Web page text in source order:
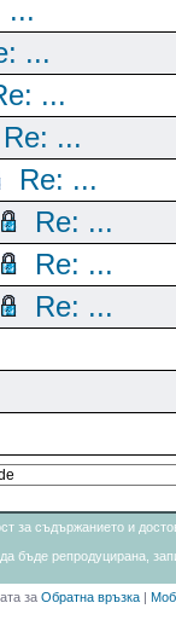
...
...
...
Re: ...
Re: ...
Re: ...
Re: ...
Re: ...
за съдържанието и
бъде репродуцирана,
за Обратна връзка |